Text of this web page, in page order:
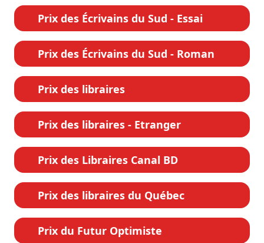
Prix des Écrivains du Sud - Essai
Prix des Écrivains du Sud - Roman
Prix des libraires
Prix des libraires - Etranger
Prix des Libraires Canal BD
Prix des libraires du Québec
Prix du Futur Optimiste